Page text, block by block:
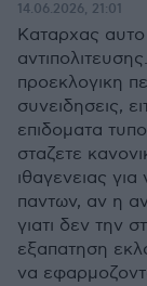
14.06.2026, 21:01
Καταρχας αυτο
προεκλογικη
συνειδησεις,
επιδοματα
σταζετε
ιθαγενειας
παντων, αν η
γιατι δεν την
εξαπατηση
να